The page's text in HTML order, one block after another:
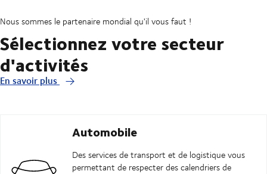
Nous sommes le partenaire mondial qu'il vous faut !
Sélectionnez votre secteur
d'activités
En savoir plus
Automobile
Des services de transport et de logistique vous
permettant de respecter des calendriers de